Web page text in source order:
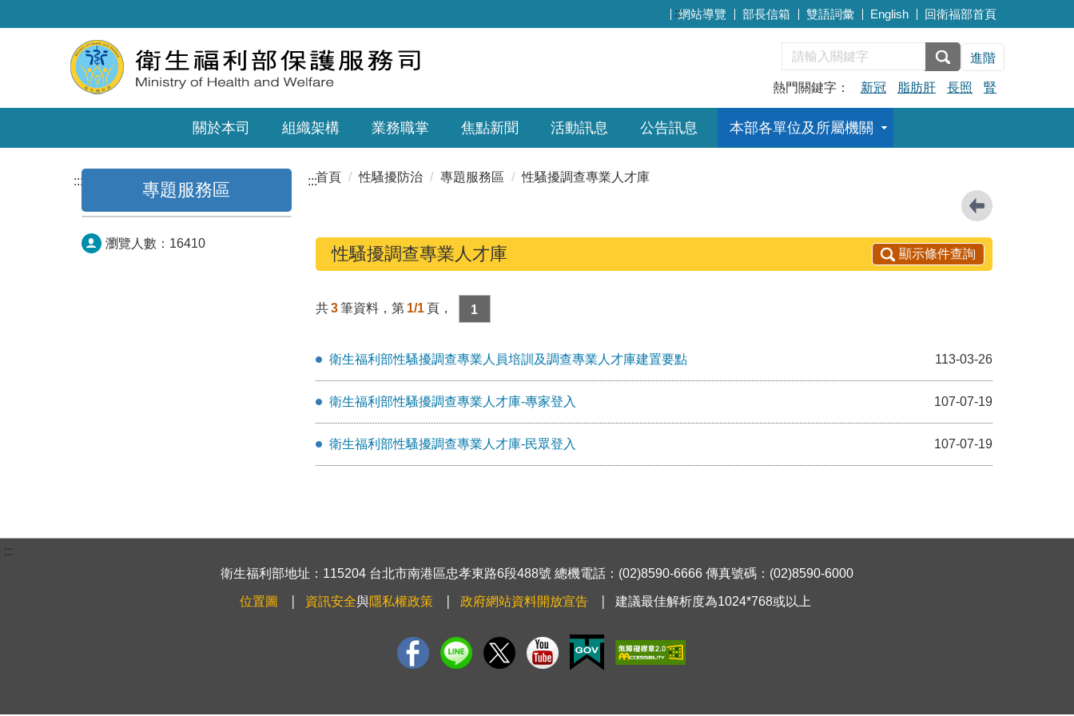
:::網站導覽 部長信箱 雙語詞彙 English 回衛福部首頁
進階
熱門關鍵字： 新冠 脂肪肝 長照 腎
關於本司 組織架構 業務職掌 焦點新聞 活動訊息 公告訊息 本部各單位及所屬機關
::: 專題服務區
瀏覽人數： 16410
:::首頁 性騷擾防治 專題服務區 性騷擾調查專業人才庫
性騷擾調查專業人才庫 顯示條件查詢
共 3 筆資料，第 1/1 頁， 1
衛生福利部性騷擾調查專業人員培訓及調查專業人才庫建置要點 113-03-26
衛生福利部性騷擾調查專業人才庫-專家登入 107-07-19
衛生福利部性騷擾調查專業人才庫-民眾登入 107-07-19
:::
衛生福利部地址：115204 台北市南港區忠孝東路6段488號 總機電話：(02)8590-6666 傳真號碼：(02)8590-6000
位置圖 資訊安全與隱私權政策 政府網站資料開放宣告 建議最佳解析度為1024*768或以上